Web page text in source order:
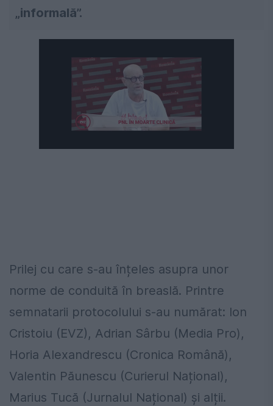
„informală”.
Prilej cu care s-au înțeles asupra unor
norme de conduită în breaslă. Printre
semnatarii protocolului s-au numărat: Ion
Cristoiu (EVZ), Adrian Sârbu (Media Pro),
Horia Alexandrescu (Cronica Română),
Valentin Păunescu (Curierul Național),
Marius Tucă (Jurnalul Național) și alții.